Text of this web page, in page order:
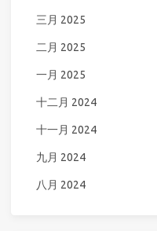
三月 2025
二月 2025
一月 2025
十二月 2024
十一月 2024
九月 2024
八月 2024